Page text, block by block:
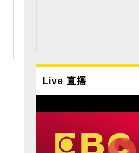
Live 直播